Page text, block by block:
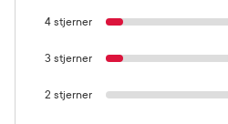
4 stjerner
3 stjerner
2 stjerner